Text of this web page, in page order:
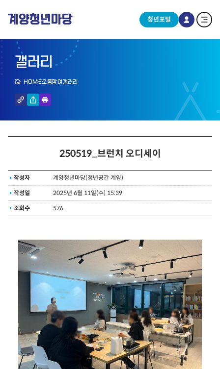
계양청년마당 청년포털
갤러리
HOME소통참여 갤러리
250519_브런치 오디세이
작성자 계양청년마당(청년공간 계양)
작성일 2025년 6월 11일(수) 15:39
조회수 576